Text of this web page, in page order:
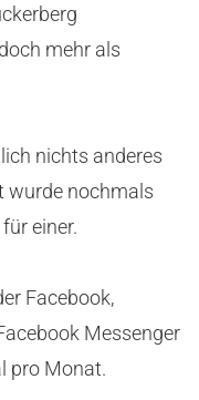
mehr als
nichts anderes
wurde nochmals
einer.
Facebook,
Messenger
pro Monat.